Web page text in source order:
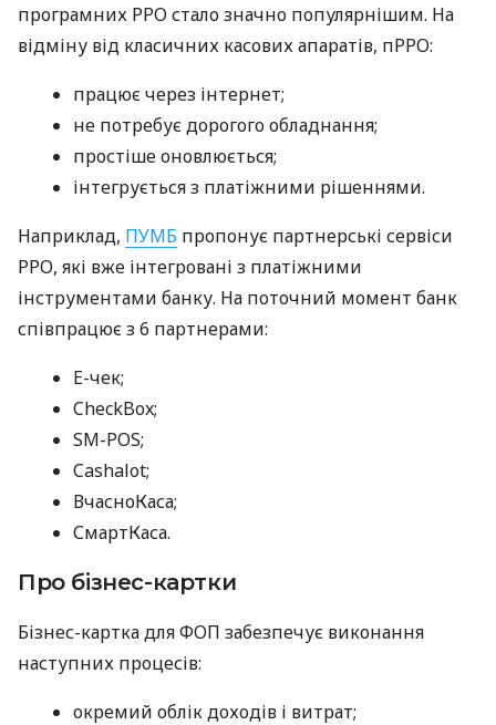
програмних РРО стало значно популярнішим. На
відміну від класичних касових апаратів, пРРО:
працює через інтернет;
не потребує дорогого обладнання;
простіше оновлюється;
інтегрується з платіжними рішеннями.
Наприклад, ПУМБ пропонує партнерські сервіси
РРО, які вже інтегровані з платіжними
інструментами банку. На поточний момент банк
співпрацює з 6 партнерами:
E-чек;
CheckBox;
SM-POS;
Cashalot;
ВчасноКаса;
СмартКаса.
Про бізнес-картки
Бізнес-картка для ФОП забезпечує виконання
наступних процесів:
окремий облік доходів і витрат;